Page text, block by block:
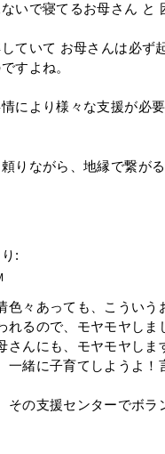
いで寝てるお母さん と
ていて お母さんは必ず
すよね。
により様々な支援が必
りながら、地縁で繋が
り:
色々あっても、こうい
れるので、モヤモヤしま
さんにも、モヤモヤし
一緒に子育てしようよ！
その支援センターでボ